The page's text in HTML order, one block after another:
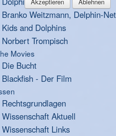
Branko Weitzmann, Delphin-
Kids and Dolphins
Norbert Trompisch
Movies
Die Bucht
Blackfish - Der Film
Rechtsgrundlagen
Wissenschaft Aktuell
Wissenschaft Links